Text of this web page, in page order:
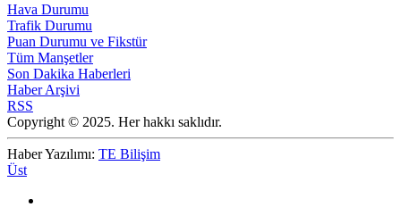
Hava Durumu
Trafik Durumu
Puan Durumu ve Fikstür
Tüm Manşetler
Son Dakika Haberleri
Haber Arşivi
RSS
Copyright © 2025. Her hakkı saklıdır.
Haber Yazılımı: TE Bilişim
Üst